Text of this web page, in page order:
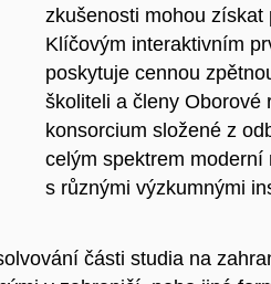
zkušenosti mohou
Klíčovým interaktivním
poskytuje cennou
školiteli a členy Oborové
konsorcium složené z
celým spektrem
s různými výzkumnými
části studia na